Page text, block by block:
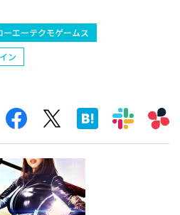
ーエーテクモゲームス
ン